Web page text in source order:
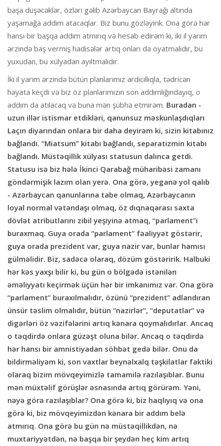
başa düşəcəklər, özləri gəlib Azərbaycan Bayrağı altında
yaşamağa addım atacaqlar. Biz bunu gözləyirik. Ona görə hər
hansı bir başqa addım atmırıq və hesab edirəm ki, iki il yarım
ərzində baş vermiş hadisələr artıq onları da oyatmalıdır, bu
yuxudan, bu xülyadan ayıltmalıdır.
İki il yarım ərzində bütün planlarımız ardıcıllıqla, tədricən
həyata keçdi və biz öz planlarımızın son addımlığındayıq, o
addım da atılacaq və buna mən şübhə etmirəm. Buradan -
uzun illər istismar etdikləri, qanunsuz məskunlaşdıqları
Laçın diyarından onlara bir daha deyirəm ki, sizin kitabınız
bağlandı. “Miatsum” kitabı bağlandı, separatizmin kitabı
bağlandı. Müstəqillik xülyası statusun dalınca getdi.
Statusu isə biz hələ İkinci Qarabağ müharibəsi zamanı
göndərmişik lazım olan yerə. Ona görə, yeganə yol qalıb
- Azərbaycan qanunlarına tabe olmaq, Azərbaycanın
loyal normal vətəndaşı olmaq, öz dıqnaqarası saxta
dövlət atributlarını zibil yeşiyinə atmaq, “parlament”i
buraxmaq. Guya orada “parlament” fəaliyyət göstərir,
guya orada prezident var, guya nazir var, bunlar hamısı
gülməlidir. Biz, sadəcə olaraq, dözüm göstəririk. Halbuki
hər kəs yaxşı bilir ki, bu gün o bölgədə istənilən
əməliyyatı keçirmək üçün hər bir imkanımız var. Ona görə
“parlament” buraxılmalıdır, özünü “prezident” adlandıran
ünsür təslim olmalıdır, bütün “nazirlər”, “deputatlar” və
digərləri öz vəzifələrini artıq kənara qoymalıdırlar. Ancaq
o təqdirdə onlara güzəşt oluna bilər. Ancaq o təqdirdə
hər hansı bir amnistiyadan söhbət gedə bilər. Onu da
bildirməliyəm ki, son vaxtlar beynəlxalq təşkilatlar faktiki
olaraq bizim mövqeyimizlə tamamilə razılaşıblar. Bunu
mən müxtəlif görüşlər əsnasında artıq görürəm. Yəni,
nəyə görə razılaşıblar? Ona görə ki, biz haqlıyıq və ona
görə ki, biz mövqeyimizdən kənara bir addım belə
atmırıq. Ona görə bu gün nə müstəqillikdən, nə
muxtariyyətdən, nə başqa bir şeydən heç kim artıq